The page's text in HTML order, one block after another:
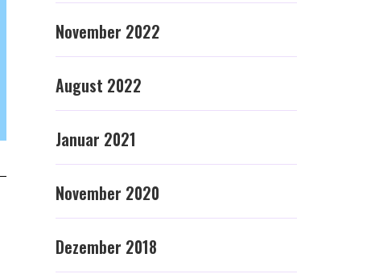
November 2022
August 2022
Januar 2021
November 2020
Dezember 2018